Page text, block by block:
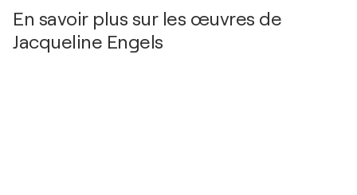
En savoir plus sur les œuvres de
Jacqueline Engels